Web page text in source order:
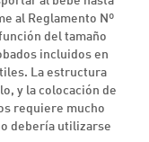
al Reglamento Nº
del tamaño
incluidos en
La estructura
y la colocación de
requiere mucho
debería utilizarse